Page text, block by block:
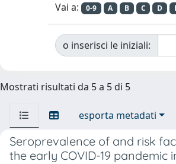
Vai a: 0-9 A B C D
o inserisci le iniziali:
Mostrati risultati da 5 a 5 di 5
esporta metadati
Seroprevalence of and risk
the early COVID-19 pandemic